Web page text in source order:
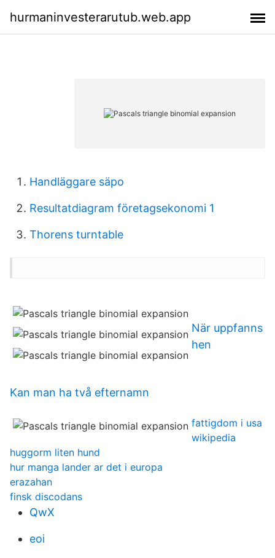
hurmaninvesterarutub.web.app
Handläggare säpo
Resultatdiagram företagsekonomi 1
Thorens turntable
När uppfanns
hen
Kan man ha två efternamn
fattigdom i usa
wikipedia
huggorm liten hund
hur manga lander ar det i europa
erazahan
finsk discodans
QwX
eoi